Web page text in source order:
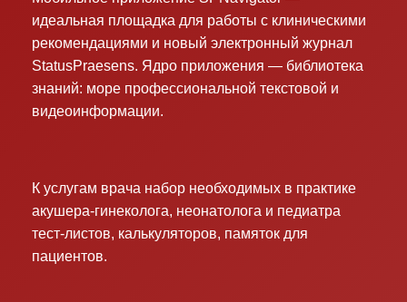
идеальная площадка для работы с клиническими
рекомендациями и новый электронный журнал
StatusPraesens. Ядро приложения — библиотека
знаний: море профессиональной текстовой и
видеоинформации.
К услугам врача набор необходимых в практике
акушера-гинеколога, неонатолога и педиатра
тест-листов, калькуляторов, памяток для
пациентов.